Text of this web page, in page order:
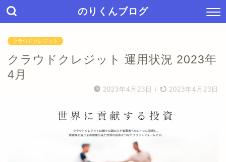
のりくんブログ
クラウドクレジット
クラウドクレジット 運用状況 2023年
4月
2023年4月23日 / 2023年4月23日